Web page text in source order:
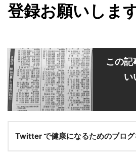
登録お願いします
この記
い
Twitter で健康になるためのブログ